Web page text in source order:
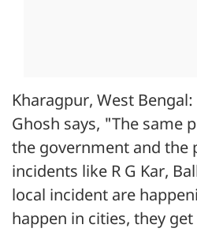
Kharagpur, West Bengal:
Ghosh says, "The same
the government and the
incidents like R G Kar,
local incident are
happen in cities, they